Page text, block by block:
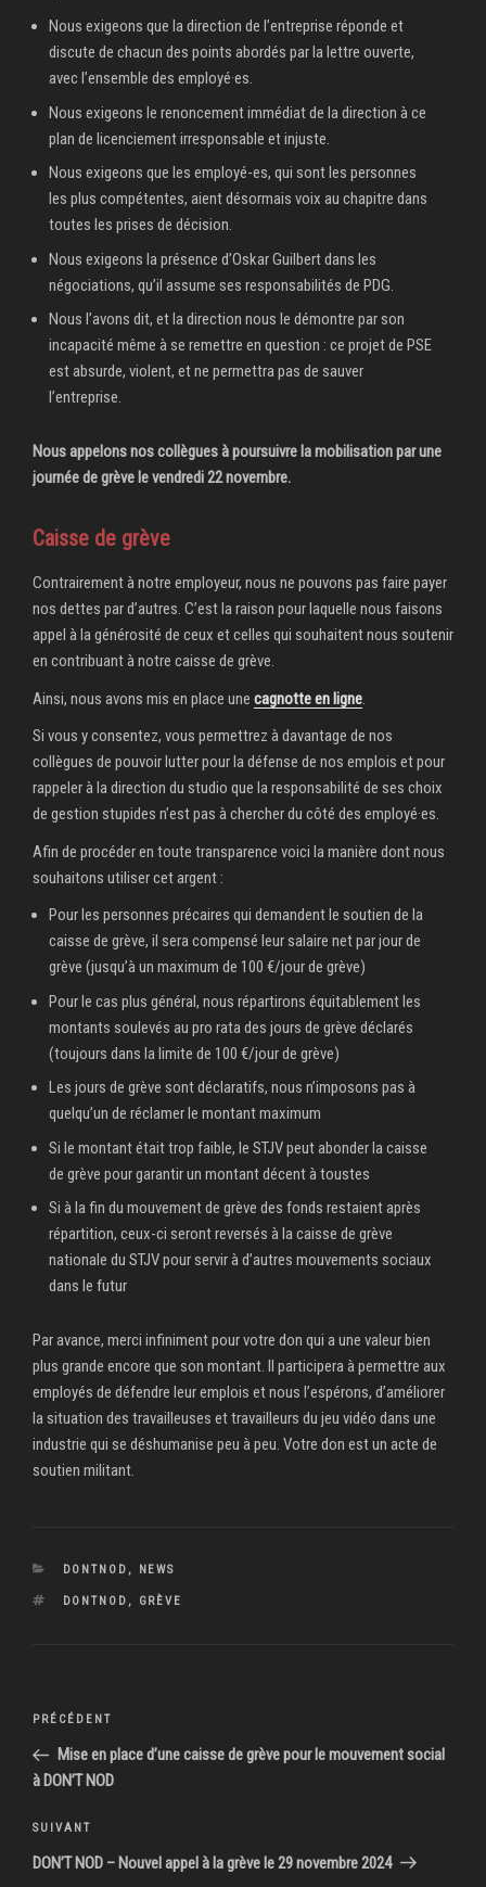
Nous exigeons que la direction de l’entreprise réponde et
discute de chacun des points abordés par la lettre ouverte,
avec l’ensemble des employé·es.
Nous exigeons le renoncement immédiat de la direction à ce
plan de licenciement irresponsable et injuste.
Nous exigeons que les employé-es, qui sont les personnes
les plus compétentes, aient désormais voix au chapitre dans
toutes les prises de décision.
Nous exigeons la présence d’Oskar Guilbert dans les
négociations, qu’il assume ses responsabilités de PDG.
Nous l’avons dit, et la direction nous le démontre par son
incapacité même à se remettre en question : ce projet de PSE
est absurde, violent, et ne permettra pas de sauver
l’entreprise.
Nous appelons nos collègues à poursuivre la mobilisation par une
journée de grève le vendredi 22 novembre.
Caisse de grève
Contrairement à notre employeur, nous ne pouvons pas faire payer
nos dettes par d’autres. C’est la raison pour laquelle nous faisons
appel à la générosité de ceux et celles qui souhaitent nous soutenir
en contribuant à notre caisse de grève.
Ainsi, nous avons mis en place une cagnotte en ligne
Si vous y consentez, vous permettrez à davantage de nos
collègues de pouvoir lutter pour la défense de nos emplois et pour
rappeler à la direction du studio que la responsabilité de ses choix
de gestion stupides n’est pas à chercher du côté des employé·es.
Afin de procéder en toute transparence voici la manière dont nous
souhaitons utiliser cet argent :
Pour les personnes précaires qui demandent le soutien de la
caisse de grève, il sera compensé leur salaire net par jour de
grève (jusqu’à un maximum de 100 €/jour de grève)
Pour le cas plus général, nous répartirons équitablement les
montants soulevés au pro rata des jours de grève déclarés
(toujours dans la limite de 100 €/jour de grève)
Les jours de grève sont déclaratifs, nous n’imposons pas à
quelqu’un de réclamer le montant maximum
Si le montant était trop faible, le STJV peut abonder la caisse
de grève pour garantir un montant décent à toustes
Si à la fin du mouvement de grève des fonds restaient après
répartition, ceux-ci seront reversés à la caisse de grève
nationale du STJV pour servir à d’autres mouvements sociaux
dans le futur
Par avance, merci infiniment pour votre don qui a une valeur bien
plus grande encore que son montant. Il participera à permettre aux
employés de défendre leur emplois et nous l’espérons, d’améliorer
la situation des travailleuses et travailleurs du jeu vidéo dans une
industrie qui se déshumanise peu à peu. Votre don est un acte de
soutien militant.
CATÉGORIES
DONTNOD , NEWS
ÉTIQUETTES
DONTNOD , GRÈVE
Navigation
l’article
Article
précédent
PRÉCÉDENT
Mise en place d’une caisse de grève pour le mouvement social
à DON’T NOD
Article
suivant
SUIVANT
DON’T NOD – Nouvel appel à la grève le 29 novembre 2024